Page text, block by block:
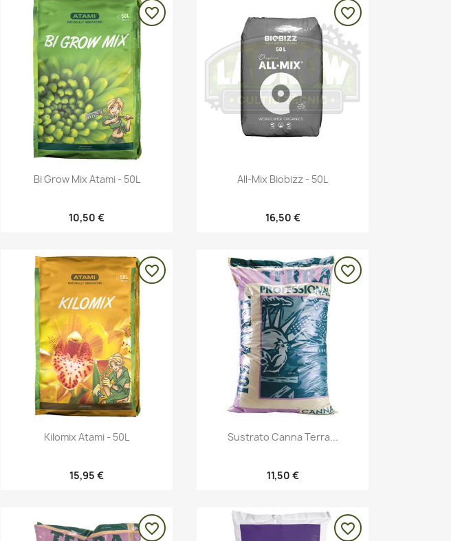
Vista rápida
Bi Grow Mix Atami - 50L
10,50 €
favorite_border
Vista rápida
All-Mix Biobizz - 50L
16,50 €
favorite_border
Vista rápida
Kilomix Atami - 50L
15,95 €
favorite_border
Vista rápida
Sustrato Canna Terra...
11,50 €
favorite_border
favorite_border favorite_border